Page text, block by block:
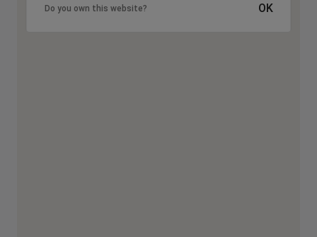
Do you own this website? OK